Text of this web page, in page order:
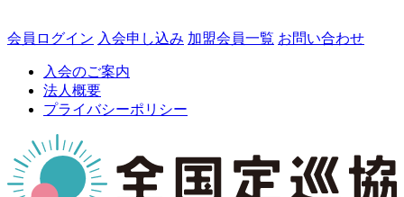
会員ログイン 入会申し込み 加盟会員一覧 お問い合わせ
入会のご案内
法人概要
プライバシーポリシー